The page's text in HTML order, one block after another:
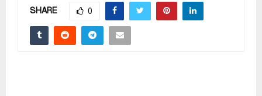
SHARE 0